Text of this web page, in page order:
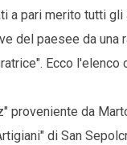
a pari merito tutti
del paesee da una
Ecco
proveniente da
di San